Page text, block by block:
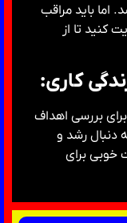
اما باید مراقب
کنید تا از
کاری:
بررسی اهداف
دنبال رشد و
خوبی برای